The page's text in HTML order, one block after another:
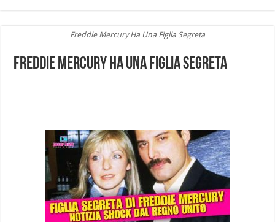
Freddie Mercury Ha Una Figlia Segreta
Freddie Mercury Ha Una Figlia Segreta